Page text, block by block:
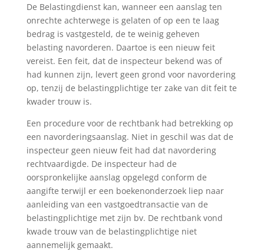
De Belastingdienst kan, wanneer een aanslag ten
onrechte achterwege is gelaten of op een te laag
bedrag is vastgesteld, de te weinig geheven
belasting navorderen. Daartoe is een nieuw feit
vereist. Een feit, dat de inspecteur bekend was of
had kunnen zijn, levert geen grond voor navordering
op, tenzij de belastingplichtige ter zake van dit feit te
kwader trouw is.
Een procedure voor de rechtbank had betrekking op
een navorderingsaanslag. Niet in geschil was dat de
inspecteur geen nieuw feit had dat navordering
rechtvaardigde. De inspecteur had de
oorspronkelijke aanslag opgelegd conform de
aangifte terwijl er een boekenonderzoek liep naar
aanleiding van een vastgoedtransactie van de
belastingplichtige met zijn bv. De rechtbank vond
kwade trouw van de belastingplichtige niet
aannemelijk gemaakt.